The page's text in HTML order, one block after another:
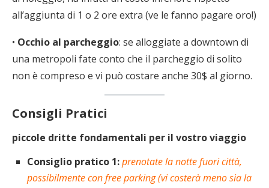
all’aggiunta di 1 o 2 ore extra (ve le fanno pagare oro!)
• Occhio al parcheggio: se alloggiate a downtown di
una metropoli fate conto che il parcheggio di solito
non è compreso e vi può costare anche 30$ al giorno.
Consigli Pratici
piccole dritte fondamentali per il vostro viaggio
Consiglio pratico 1:prenotate la notte fuori città,
possibilmente con free parking (vi costerà meno sia la